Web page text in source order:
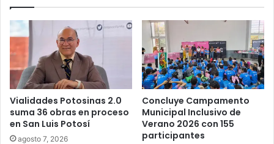
Vialidades Potosinas 2.0
suma 36 obras en proceso
en San Luis Potosí
agosto 7, 2026
Concluye Campamento
Municipal Inclusivo de
Verano 2026 con 155
participantes